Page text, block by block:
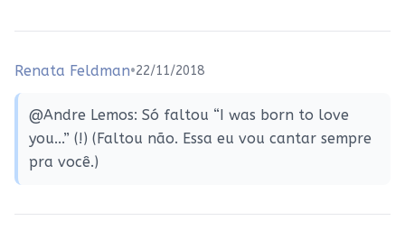
Renata Feldman•22/11/2018
@Andre Lemos: Só faltou “I was born to love
you...” (!) (Faltou não. Essa eu vou cantar sempre
pra você.)